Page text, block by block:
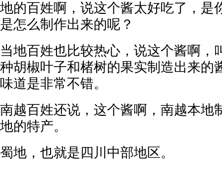
地的百姓啊，说这个酱太好吃了，是
是怎么制作出来的呢？
当地百姓也比较热心，说这个酱啊，
种胡椒叶子和楮树的果实制造出来的
味道是非常不错。
南越百姓还说，这个酱啊，南越本地
地的特产。
蜀地，也就是四川中部地区。